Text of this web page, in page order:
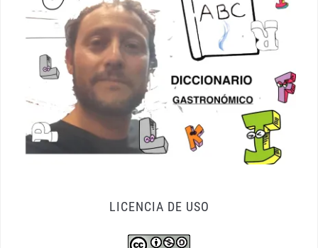
LICENCIA DE USO